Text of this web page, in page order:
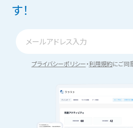
す！
プライバシーポリシー・利用規約にご同